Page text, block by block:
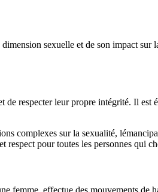
sexuelle et de son impact
respecter leur propre intégrité. Il
complexes sur la sexualité,
pour toutes les personnes qui
femme, effectue des mouvements